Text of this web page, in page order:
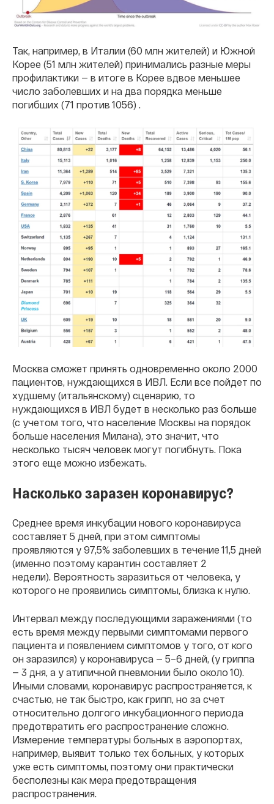
Так, например, в Италии (60 млн жителей) и Южной
Корее (51 млн жителей) принимались разные меры
профилактики — в итоге в Корее вдвое меньшее
число заболевших и на два порядка меньше
погибших (71 против 1056) .
Москва сможет принять одновременно около 2000
пациентов, нуждающихся в ИВЛ. Если все пойдет по
худшему (итальянскому) сценарию, то
нуждающихся в ИВЛ будет в несколько раз больше
(с учетом того, что население Москвы на порядок
больше населения Милана), это значит, что
несколько тысяч человек могут погибнуть. Пока
этого еще можно избежать.
Насколько заразен коронавирус?
Среднее время инкубации нового коронавируса
составляет 5 дней, при этом симптомы
проявляются у 97,5% заболевших в течение 11,5 дней
(именно поэтому карантин составляет 2
недели). Вероятность заразиться от человека, у
которого не проявились симптомы, близка к нулю.
Интервал между последующими заражениями (то
есть время между первыми симптомами первого
пациента и появлением симптомов у того, от кого
он заразился) у коронавируса — 5–6 дней, (у гриппа
— 3 дня, а у атипичной пневмонии было около 10).
Иными словами, коронавирус распространяется, к
счастью, не так быстро, как грипп, но за счет
относительно долгого инкубационного периода
предотвратить его распространение сложно.
Измерение температуры больных в аэропортах,
например, выявит только тех больных, у которых
уже есть симптомы, поэтому они практически
бесполезны как мера предотвращения
распространения.